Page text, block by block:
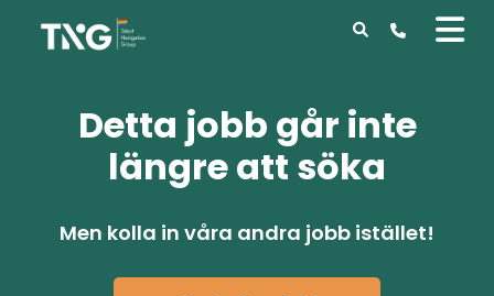
Detta jobb går inte
längre att söka
Men kolla in våra andra jobb istället!